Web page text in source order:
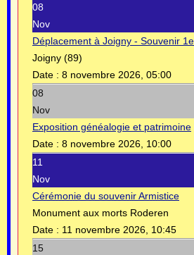
08
Nov
Déplacement à Joigny - Souvenir
Joigny (89)
Date : 8 novembre 2026, 05:00
08
Nov
Exposition généalogie et patrimoine
Date : 8 novembre 2026, 10:00
11
Nov
Cérémonie du souvenir Armistice
Monument aux morts Roderen
Date : 11 novembre 2026, 10:45
15